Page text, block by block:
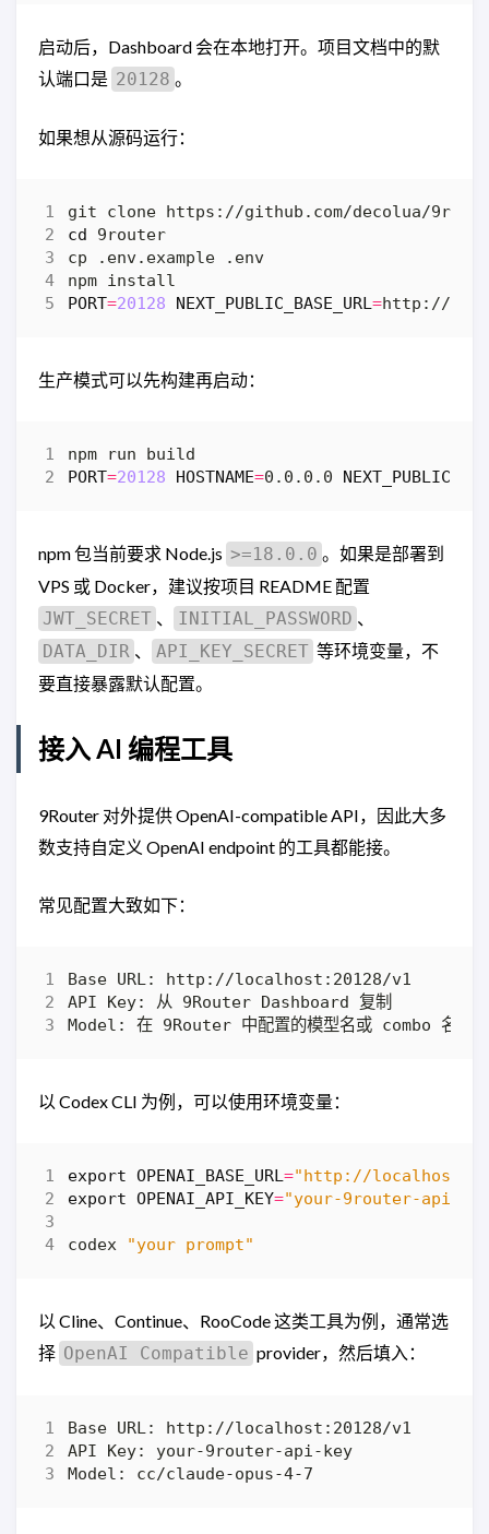
启动后，Dashboard 会在本地打开。项目文档中的默
认端口是 20128 。
如果想从源码运行：
cd
PORT=20128 NEXT_PUBLIC_BASE_URL=
生产模式可以先构建再启动：
PORT=20128 HOSTNAME=0.0.0.0
npm 包当前要求 Node.js >=18.0.0 。如果是部署到
VPS 或 Docker，建议按项目 README 配置
JWT_SECRET 、 INITIAL_PASSWORD 、
DATA_DIR 、 API_KEY_SECRET 等环境变量，不
要直接暴露默认配置。
接入 AI 编程工具
9Router 对外提供 OpenAI-compatible API，因此大多
数支持自定义 OpenAI endpoint 的工具都能接。
常见配置大致如下：
以 Codex CLI 为例，可以使用环境变量：
export OPENAI_BASE_URL="http://
export OPENAI_API_KEY="your-9router-api-
codex "your prompt"
以 Cline、Continue、RooCode 这类工具为例，通常选
择 OpenAI Compatible provider，然后填入：